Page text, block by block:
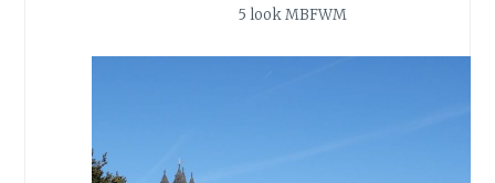
5 look MBFWM